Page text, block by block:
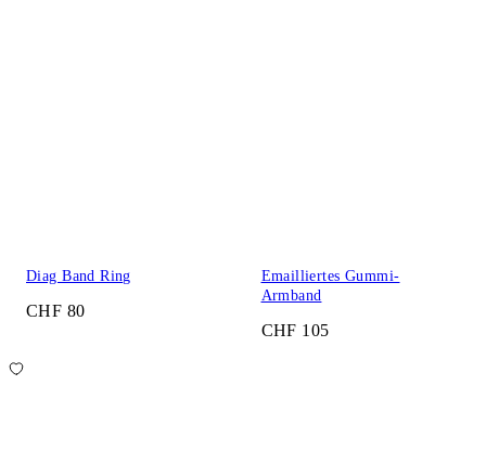
Diag Band Ring
CHF 80
Emailliertes Gummi-
Armband
CHF 105